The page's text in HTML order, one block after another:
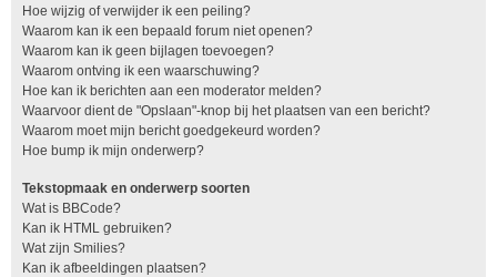
Hoe wijzig of verwijder ik een peiling?
Waarom kan ik een bepaald forum niet openen?
Waarom kan ik geen bijlagen toevoegen?
Waarom ontving ik een waarschuwing?
Hoe kan ik berichten aan een moderator melden?
Waarvoor dient de "Opslaan"-knop bij het plaatsen van een bericht?
Waarom moet mijn bericht goedgekeurd worden?
Hoe bump ik mijn onderwerp?
Tekstopmaak en onderwerp soorten
Wat is BBCode?
Kan ik HTML gebruiken?
Wat zijn Smilies?
Kan ik afbeeldingen plaatsen?